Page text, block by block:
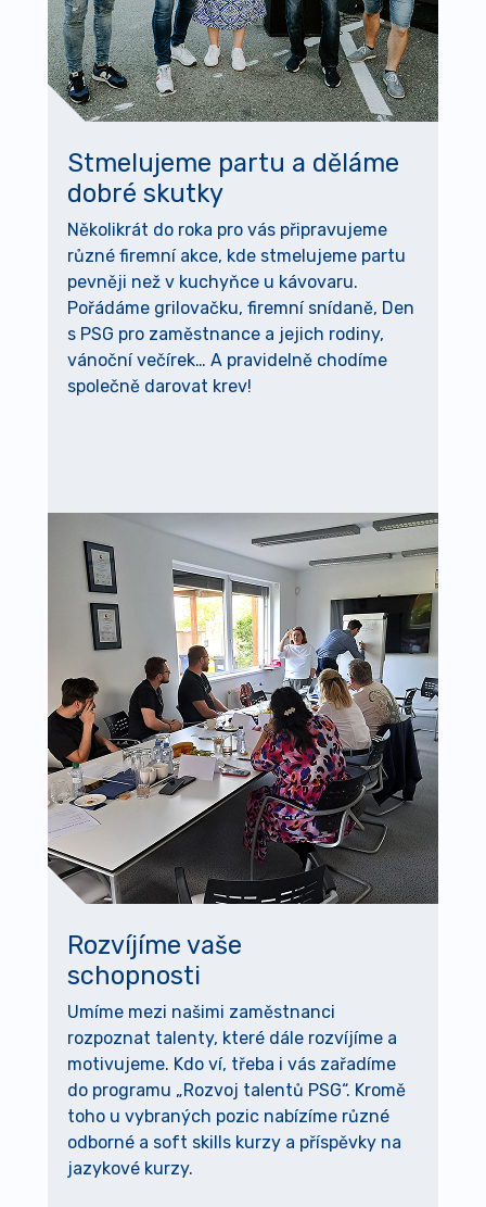
Stmelujeme partu a děláme
dobré skutky
Několikrát do roka pro vás připravujeme
různé firemní akce, kde stmelujeme partu
pevněji než v kuchyňce u kávovaru.
Pořádáme grilovačku, firemní snídaně, Den
s PSG pro zaměstnance a jejich rodiny,
vánoční večírek… A pravidelně chodíme
společně darovat krev!
Rozvíjíme vaše
schopnosti
Umíme mezi našimi zaměstnanci
rozpoznat talenty, které dále rozvíjíme a
motivujeme. Kdo ví, třeba i vás zařadíme
do programu „Rozvoj talentů PSG“. Kromě
toho u vybraných pozic nabízíme různé
odborné a soft skills kurzy a příspěvky na
jazykové kurzy.